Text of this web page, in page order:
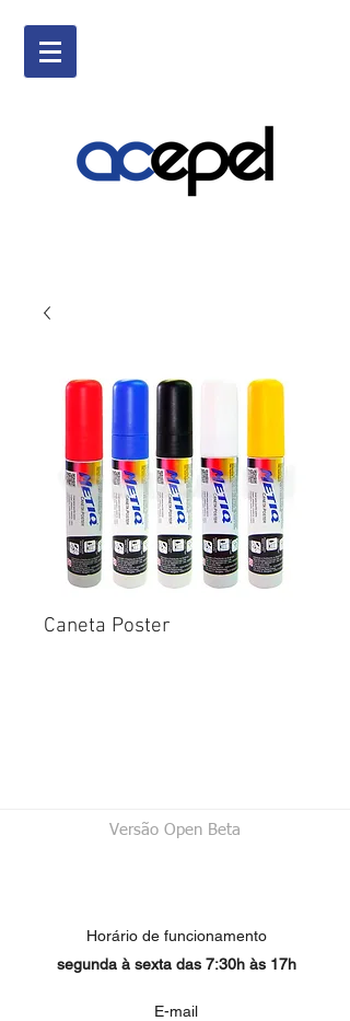
Caneta Poster
Versão Open Beta
Horário de funcionamento
segunda à sexta das 7:30h às 17h
E-mail